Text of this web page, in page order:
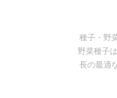
種子・野
野菜種子
長の最適